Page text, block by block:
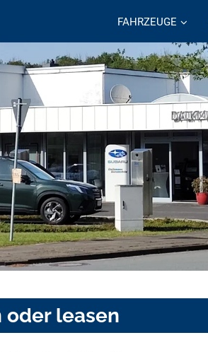
FAHRZEUGE
oder leasen